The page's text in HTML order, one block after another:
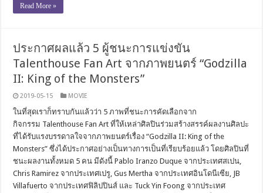
Read More »
ประกาศผลแล้ว 5 ผู้ชนะการแข่งขัน
Talenthouse Fan Art จากภาพยนตร์ “Godzilla
II: King of the Monsters”
2019-05-15 MOVIE
ในที่สุดเราก็ทราบกันแล้วว่า 5 ภาพที่ชนะการคัดเลือกจาก
กิจกรรม Talenthouse Fan Art ที่ให้เหล่าศิลปินร่วมสร้างสรรค์ผลงานศิลปะ
ที่ได้รับแรงบรรดาลใจจากภาพยนตร์เรื่อง “Godzilla II: King of the
Monsters” ซึ่งได้ประกาศอย่างเป็นทางการเป็นที่เรียบร้อยแล้ว โดยศิลปินที่
ชนะผลงานทั้งหมด 5 คน มีดังนี้ Pablo Iranzo Duque จากประเทศสเปน,
Chris Ramirez จากประเทศเปรู, Gus Mertha จากประเทศอินโดนีเซีย, JB
Villafuerto จากประเทศฟิลิปปินส์ และ Tuck Yin Foong จากประเทศ